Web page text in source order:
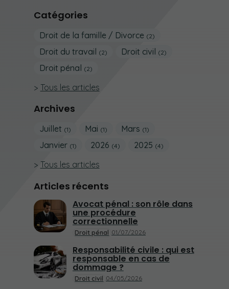
Catégories
Droit de la famille / Divorce (2)
Droit du travail (2) Droit civil (2)
Droit pénal (2)
Tous les articles
Archives
Juillet (1) Mai (1) Mars (1)
Janvier (1) 2026 (4) 2025 (4)
Tous les articles
Articles récents
Droit pénal 01/07/2026
Avocat pénal : son rôle dans
une procédure
correctionnelle
Droit civil 04/05/2026
Responsabilité civile : qui est
responsable en cas de
dommage ?